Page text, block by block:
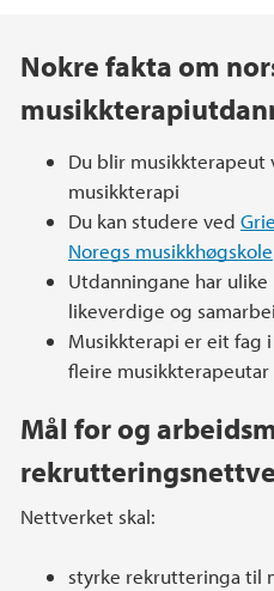
Main content
Nokre fakta om
Du blir musikkterapeut
musikkterapi
Du kan studere ved
Noregs musikkhøgskole
Utdanningane har
likeverdige og
Musikkterapi er eit fag
fleire musikkterapeutar
Mål for og
Nettverket skal:
styrke rekrutteringa til